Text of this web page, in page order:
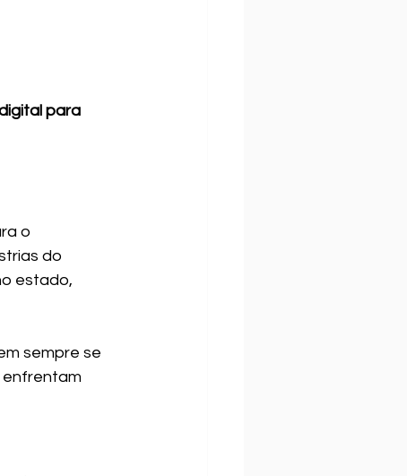
para
o
do
estado,
sempre se
enfrentam